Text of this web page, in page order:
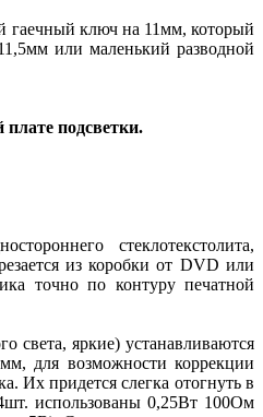
гаечный ключ на 11мм, который
или маленький разводной
плате подсветки.
стеклотекстолита,
из коробки от DVD или
точно по контуру печатной
света, яркие) устанавливаются
для возможности коррекции
Их придется слегка отогнуть в
использованы 0,25Вт 100Ом